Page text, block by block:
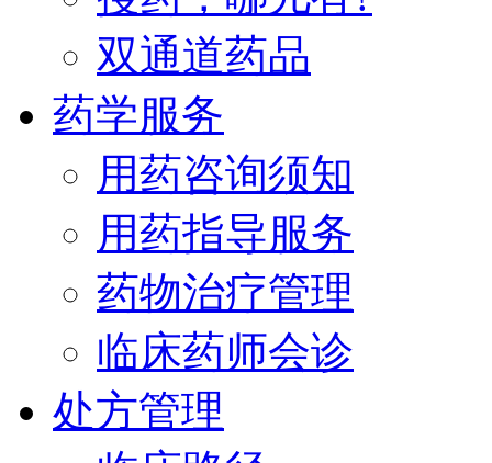
双通道药品
药学服务
用药咨询须知
用药指导服务
药物治疗管理
临床药师会诊
处方管理